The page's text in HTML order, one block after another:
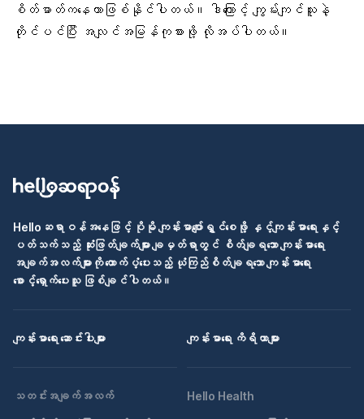
စိတ်ဓာတ်ကနေတာဖြစ်နိုင်ပါတယ်။ ဒါကြောင့် ကျွမ်းကျင်သူနဲ့
တိုင်ပင်ပြီး အလျင်အမြန်ကုစားဖို့ လိုအပ်ပါတယ်။
Helloဆရာဝန်အနေဖြင့် ပိုမို ကျန်းမာပျော်ရွှင်စေဖို့ နှင့်ကျန်းမာရေးနှင့်
ပတ်သက်သည့် ဆုံးဖြတ်ချက်များ ချမှတ်ရာတွင် စိတ်ချရသော ကျန်းမာရေး
အချက်အလက်များကို ထောက်ပံ့ပေးသည့် ယုံကြည်စိတ်ချရသော ကျန်းမာရေး
စောင့်ရှောက်ပေးသူ ဖြစ်ချင်ပါတယ်။
ကျန်းမာရေး ဆောင်းပါးများ ကျန်းမာရေး ကိရိယာများ
သတင်းအချက်အလက်
Hello Health